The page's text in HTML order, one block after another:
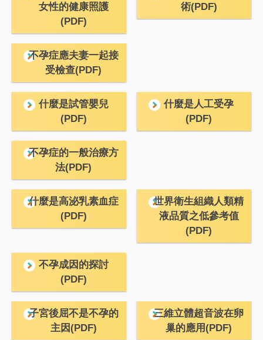
女性的健康照護
(PDF)
術(PDF)
不孕症應夫妻一起接
受檢查(PDF)
什麼是試管嬰兒
(PDF)
什麼是人工受孕
(PDF)
不孕症的一般治療方
法(PDF)
什麼是高泌乳素血症
(PDF)
世界衛生組織人類精
液品質之低參考值
(PDF)
不孕成因的探討
(PDF)
子宮後屈不是不孕的
主因(PDF)
三維立體超音波在卵
巢的應用(PDF)